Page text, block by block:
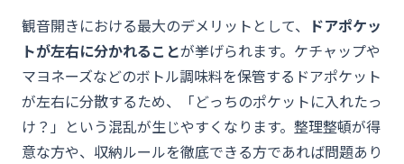
観音開きにおける最大のデメリットとして、
ドアポケッ
トが左右に分かれることが挙げられます。ケチャップや
マヨネーズなどのボトル調味料を保管するドアポケット
が左右に分散するため、「どっちのポケットに入れたっ
け？」という混乱が生じやすくなります。整理整頓が得
意な方や、収納ルールを徹底できる方であれば問題あり